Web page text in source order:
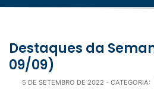
Destaques da Semana (05/09 a
09/09)
5 DE SETEMBRO DE 2022 - CATEGORIA: